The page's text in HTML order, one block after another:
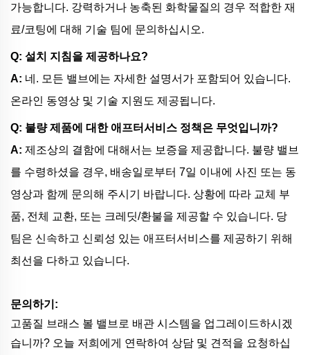
가능합니다. 강력하거나 농축된 화학물질의 경우 적합한 재
료/코팅에 대해 기술 팀에 문의하십시오.
Q: 설치 지침을 제공하나요?
A: 네. 모든 밸브에는 자세한 설명서가 포함되어 있습니다.
온라인 동영상 및 기술 지원도 제공됩니다.
Q: 불량 제품에 대한 애프터서비스 정책은 무엇입니까?
A: 제조상의 결함에 대해서는 보증을 제공합니다. 불량 밸브
를 수령하셨을 경우, 배송일로부터 7일 이내에 사진 또는 동
영상과 함께 문의해 주시기 바랍니다. 상황에 따라 교체 부
품, 전체 교환, 또는 크레딧/환불을 제공할 수 있습니다. 당
팀은 신속하고 신뢰성 있는 애프터서비스를 제공하기 위해
최선을 다하고 있습니다.
문의하기:
고품질 브래스 볼 밸브로 배관 시스템을 업그레이드하시겠
습니까? 오늘 저희에게 연락하여 상담 및 견적을 요청하십